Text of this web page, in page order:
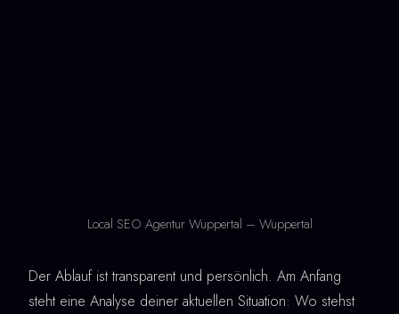
Local SEO Agentur Wuppertal – Wuppertal
Der Ablauf ist transparent und persönlich. Am Anfang
steht eine Analyse deiner aktuellen Situation: Wo stehst